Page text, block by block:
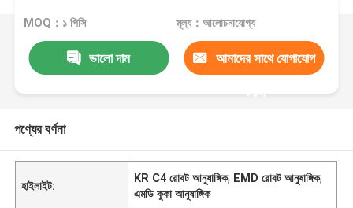
MOQ：১ পিসি মূল্য：আলোচনাযোগ্য
ভালো দাম আমাদের সাথে যোগাযোগ
করুন
পণ্যের বর্ণনা
হাইলাইট:
KR C4 রোবট আনুষাঙ্গিক, EMD রোবট আনুষাঙ্গিক,
এমডি কুকা আনুষাঙ্গিক